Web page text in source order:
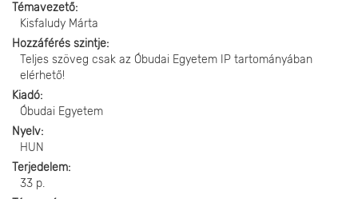
Témavezető
Kisfaludy Márta
Hozzáférés szintje
Teljes szöveg csak az Óbudai Egyetem IP tartományában
elérhető!
Kiadó
Óbudai Egyetem
Nyelv
HUN
Terjedelem
33 p.